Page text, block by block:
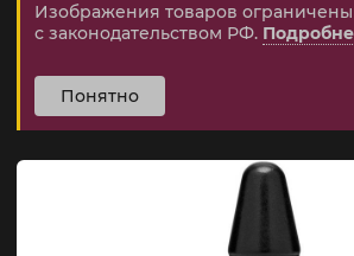
Изображения товаров ограничены
с законодательством РФ.
Понятно